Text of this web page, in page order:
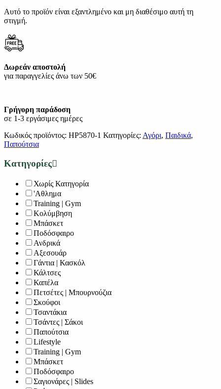
Αυτό το προϊόν είναι εξαντλημένο και μη διαθέσιμο αυτή τη
στιγμή.
Δωρεάν αποστολή
για παραγγελίες άνω των 50€
Γρήγορη παράδοση
σε 1-3 εργάσιμες ημέρες
Κωδικός προϊόντος: HP5870-1 Κατηγορίες: Αγόρι, Παιδικά,
Παπούτσια
Κατηγορίες
Χωρίς Κατηγορία
'Αθλημα
Training | Gym
Κολύμβηση
Μπάσκετ
Ποδόσφαιρο
Ανδρικά
Αξεσουάρ
Γάντια | Κασκόλ
Κάλτσες
Καπέλα
Πετσέτες | Μπουρνούζια
Σκούφοι
Τσαντάκια
Τσάντες | Σάκοι
Παπούτσια
Lifestyle
Training | Gym
Μπάσκετ
Ποδόσφαιρο
Σαγιονάρες | Slides